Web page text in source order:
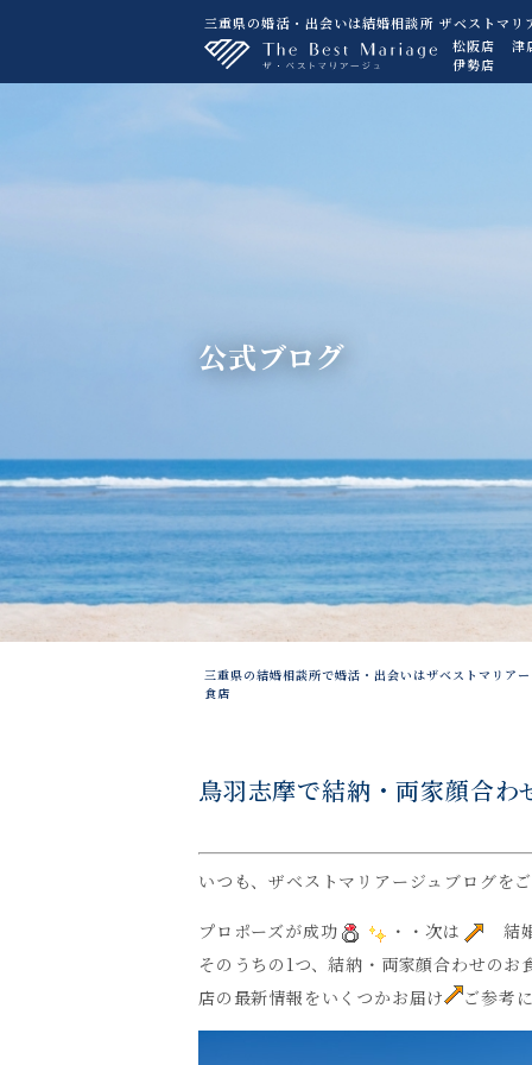
三重県の婚活・出会いは結婚相談所 ザベストマリ
松阪店
津
伊勢店
公式ブログ
三重県の結婚相談所で婚活・出会いはザベストマリア
食店
鳥羽志摩で結納・両家顔合
いつも、ザベストマリアージュブログを
プロポーズが成功 ・・次は
結
そのうちの1つ、結納・両家顔合わせのお
店の最新情報をいくつかお届け
ご参考